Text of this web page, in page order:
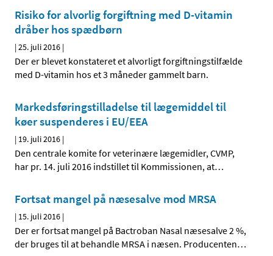
Risiko for alvorlig forgiftning med D-vitamin
dråber hos spædbørn
|25. juli 2016 |
Der er blevet konstateret et alvorligt forgiftningstilfælde
med D-vitamin hos et 3 måneder gammelt barn.
Markedsføringstilladelse til lægemiddel til
køer suspenderes i EU/EEA
| 19. juli 2016 |
Den centrale komite for veterinære lægemidler, CVMP,
har pr. 14. juli 2016 indstillet til Kommissionen, at…
Fortsat mangel på næsesalve mod MRSA
| 15. juli 2016 |
Der er fortsat mangel på Bactroban Nasal næsesalve 2 %,
der bruges til at behandle MRSA i næsen. Producenten…